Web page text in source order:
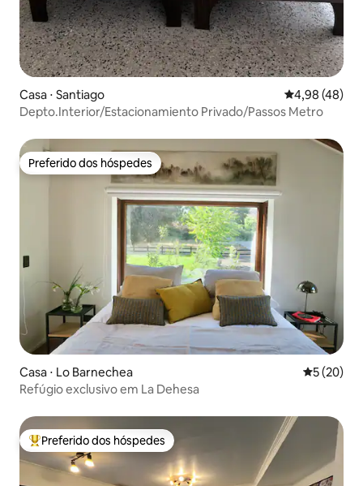
Casa ⋅ Santiago 4,98 de uma
4,98 (48)
Depto.Interior/Estacionamiento Privado/Passos Metro
Preferido dos hóspedes
Preferido dos hóspedes
Casa ⋅ Lo Barnechea 5 de uma
5 (20)
Refúgio exclusivo em La Dehesa
Entre os melhores preferidos dos hóspedes
Preferido dos hóspedes